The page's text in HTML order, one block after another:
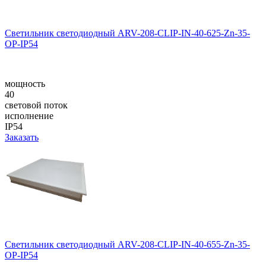
Светильник светодиодный ARV-208-CLIP-IN-40-625-Zn-35-
OP-IP54
мощность
40
световой поток
исполнение
IP54
Заказать
Светильник светодиодный ARV-208-CLIP-IN-40-655-Zn-35-
OP-IP54